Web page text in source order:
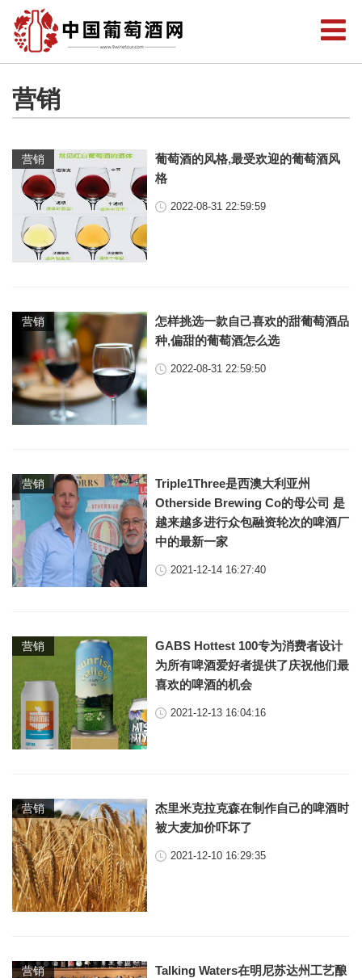
营销
营销
葡萄酒的风格,最受欢迎的葡萄酒风
格
2022-08-31 22:59:59
营销
怎样挑选一款自己喜欢的甜葡萄酒品
种,偏甜的葡萄酒怎么选
2022-08-31 22:59:50
营销
Triple1Three是西澳大利亚州
Otherside Brewing Co的母公司 是
越来越多进行众包融资轮次的啤酒厂
中的最新一家
2021-12-14 16:27:40
营销
GABS Hottest 100专为消费者设计
为所有啤酒爱好者提供了庆祝他们最
喜欢的啤酒的机会
2021-12-13 16:04:16
营销
杰里米克拉克森在制作自己的啤酒时
被大麦加价吓坏了
2021-12-10 16:29:35
营销
Talking Waters在明尼苏达州工艺酿